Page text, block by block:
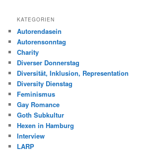
KATEGORIEN
Autorendasein
Autorensonntag
Charity
Diverser Donnerstag
Diversität, Inklusion, Representation
Diversity Dienstag
Feminismus
Gay Romance
Goth Subkultur
Hexen in Hamburg
Interview
LARP